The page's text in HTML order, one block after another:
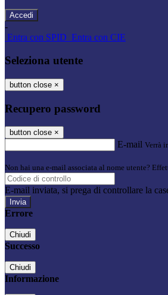
-
Entra con SPID Entra con CIE
Seleziona utente
button close ×
Recupero password
button close ×
E-mail Verrà
Non hai una e-mail associata al nome utente?
E-mail inviata, si prega di controllare la
Errore
Chiudi
Successo
Chiudi
Informazione